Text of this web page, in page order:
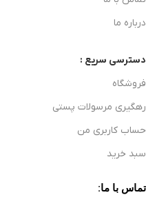
درباره ما
دسترسی سریع :
فروشگاه
رهگیری مرسولات پستی
حساب کاربری من
سبد خرید
تماس با ما: